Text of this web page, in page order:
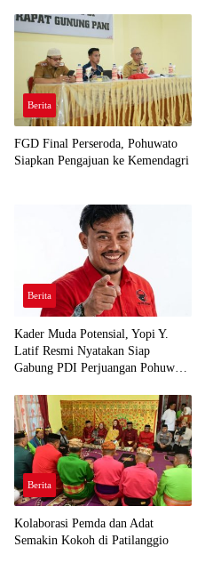
Berita
FGD Final Perseroda, Pohuwato
Siapkan Pengajuan ke Kemendagri
Berita
Kader Muda Potensial, Yopi Y.
Latif Resmi Nyatakan Siap
Gabung PDI Perjuangan Pohuwato
Berita
Kolaborasi Pemda dan Adat
Semakin Kokoh di Patilanggio